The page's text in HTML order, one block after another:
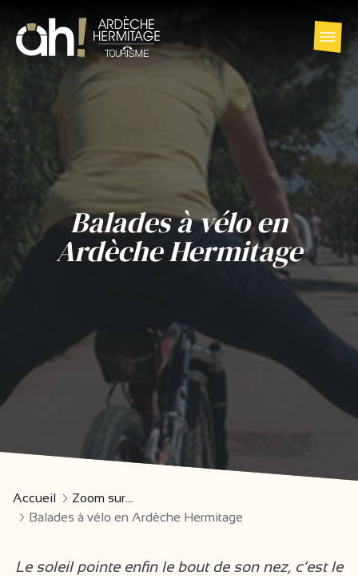
Balades à vélo en
Ardèche Hermitage
Accueil
Zoom sur...
Balades à vélo en Ardèche Hermitage
Le soleil pointe enfin le bout de son nez, c’est le